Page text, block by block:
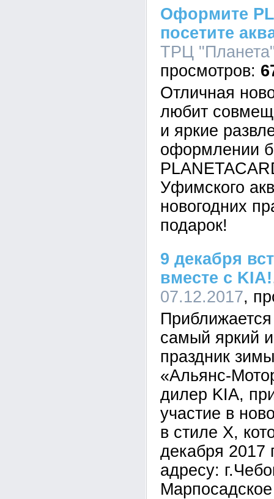
Оформите
посетите
ТРЦ
Отличная
любит
и яркие
оформлении
Уфимского
новогодних
подарок!
9 декабря
вместе с KIA!
07.12.2017
самый яркий
праздник
«Альянс-
дилер KIA,
участие в
в стиле Х,
декабря 2017
адресу: